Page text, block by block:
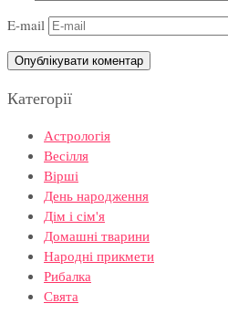
E-mail
Категорії
Астрологія
Весілля
Вірші
День народження
Дім і сім'я
Домашні тварини
Народні прикмети
Рибалка
Свята